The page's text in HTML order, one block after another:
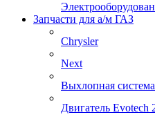
Запчасти для а/м ГАЗ
Chrysler
Next
Выхлопная система
Двигатель Evotech